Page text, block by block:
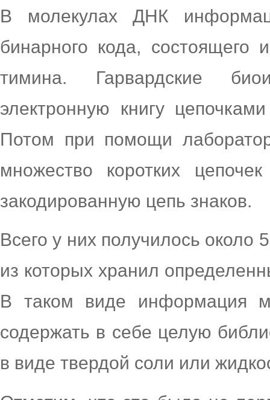
В молекулах ДНК
бинарного кода, состоящего
тимина. Гарвардские
электронную книгу
Потом при помощи
множество коротких
закодированную цепь знаков.
Всего у них получилось
из которых хранил
В таком виде информация
содержать в себе целую
в виде твердой соли или